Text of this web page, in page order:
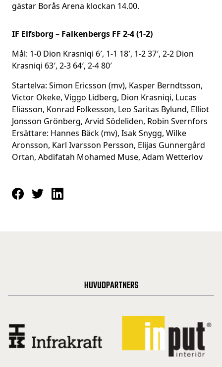
gästar Borås Arena klockan 14.00.
IF Elfsborg – Falkenbergs FF 2-4 (1-2)
Mål: 1-0 Dion Krasniqi 6′, 1-1 18′, 1-2 37′, 2-2 Dion
Krasniqi 63′, 2-3 64′, 2-4 80′
Startelva: Simon Ericsson (mv), Kasper Berndtsson,
Victor Okeke, Viggo Lidberg, Dion Krasniqi, Lucas
Eliasson, Konrad Folkesson, Leo Saritas Bylund, Elliot
Jonsson Grönberg, Arvid Södeliden, Robin Svernfors
Ersättare: Hannes Bäck (mv), Isak Snygg, Wilke
Aronsson, Karl Ivarsson Persson, Elijas Gunnergård
Ortan, Abdifatah Mohamed Muse, Adam Wetterlov
HUVUDPARTNERS